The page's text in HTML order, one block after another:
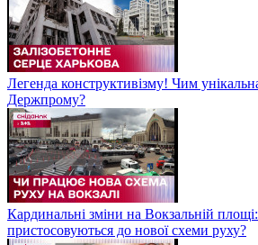
Легенда конструктивізму! Чим
Держпрому?
Кардинальні зміни на Вокзальній
пристосовуються до нової схеми руху?